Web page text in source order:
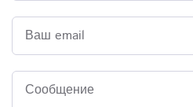
Ваш email
Сообщение